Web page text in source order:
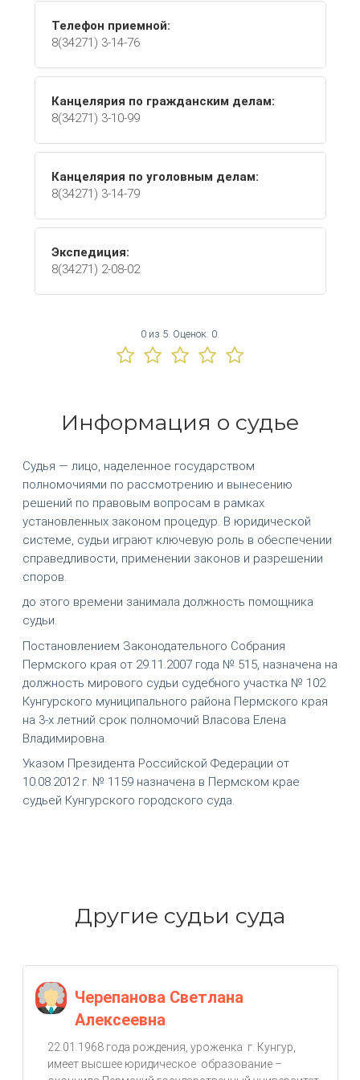
Телефон приемной:
8(34271) 3-14-76
Канцелярия по гражданским делам:
8(34271) 3-10-99
Канцелярия по уголовным делам:
8(34271) 3-14-79
Экспедиция:
8(34271) 2-08-02
0 из 5. Оценок: 0
Информация о судье
Судья — лицо, наделенное государством
полномочиями по рассмотрению и вынесению
решений по правовым вопросам в рамках
установленных законом процедур. В юридической
системе, судьи играют ключевую роль в обеспечении
справедливости, применении законов и разрешении
споров.
до этого времени занимала должность помощника
судьи.
Постановлением Законодательного Собрания
Пермского края от 29.11.2007 года № 515, назначена на
должность мирового судьи судебного участка № 102
Кунгурского муниципального района Пермского края
на 3-х летний срок полномочий Власова Елена
Владимировна.
Указом Президента Российской Федерации от
10.08.2012 г. № 1159 назначена в Пермском крае
судьей Кунгурского городского суда.
Другие судьи суда
Черепанова Светлана
Алексеевна
22.01.1968 года рождения, уроженка г. Кунгур,
имеет высшее юридическое образование –